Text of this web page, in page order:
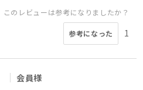
このレビューは参考になりましたか？
参考になった 1
会員様